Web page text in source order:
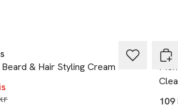
& Hair Styling Cream
pris 30 dagar